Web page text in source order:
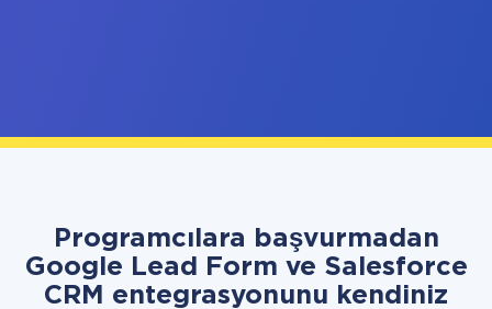
Programcılara başvurmadan
Google Lead Form ve Salesforce
CRM entegrasyonunu kendiniz